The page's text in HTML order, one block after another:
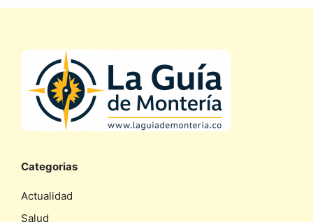
Categorias
Actualidad
Salud